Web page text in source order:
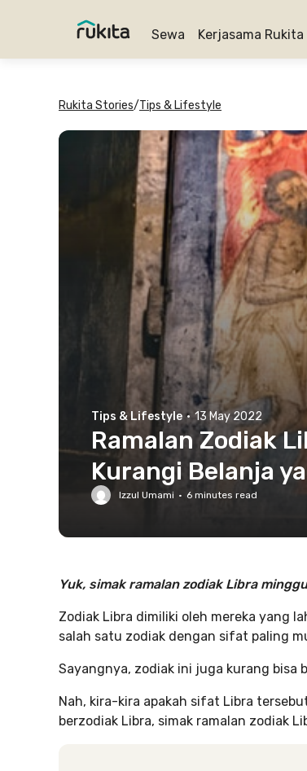
Sewa Kerjasama Rukita
Rukita Stories/Tips & Lifestyle
Tips & Lifestyle · 13 May 2022
Ramalan Zodiak
Kurangi Belanja
Izzul Umami · 6 minutes read
Yuk, simak ramalan zodiak Libra
Zodiak Libra dimiliki oleh mereka yang
salah satu zodiak dengan sifat paling
Sayangnya, zodiak ini juga kurang bisa
Nah, kira-kira apakah sifat Libra
berzodiak Libra, simak ramalan zodiak